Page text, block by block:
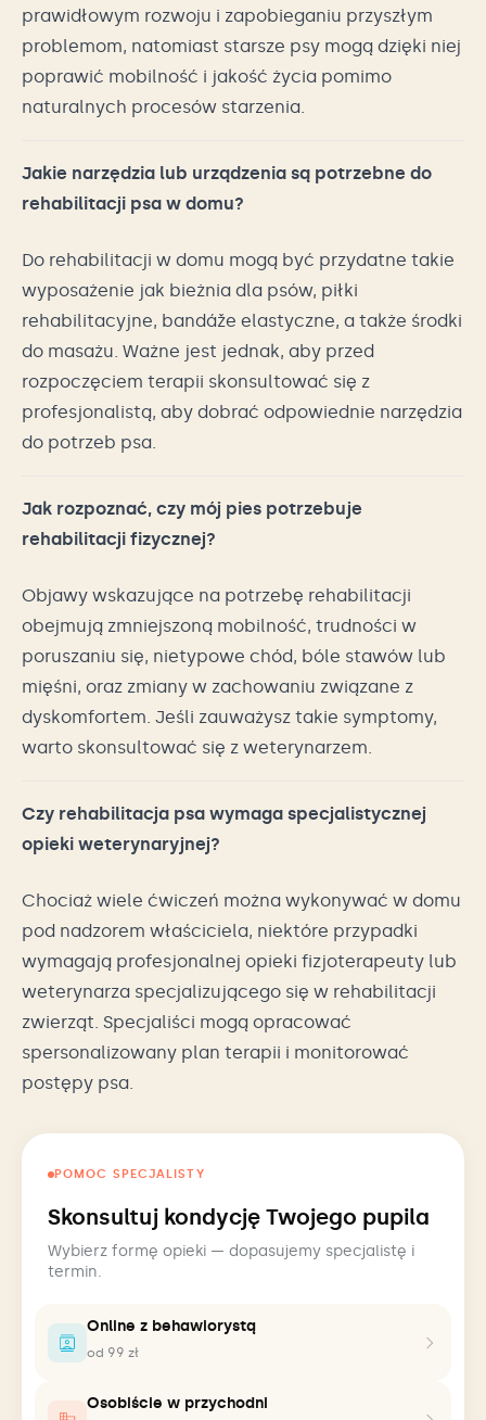
prawidłowym rozwoju i zapobieganiu przyszłym
problemom, natomiast starsze psy mogą dzięki niej
poprawić mobilność i jakość życia pomimo
naturalnych procesów starzenia.
Jakie narzędzia lub urządzenia są potrzebne do
rehabilitacji psa w domu?
Do rehabilitacji w domu mogą być przydatne takie
wyposażenie jak bieżnia dla psów, piłki
rehabilitacyjne, bandáže elastyczne, a także środki
do masażu. Ważne jest jednak, aby przed
rozpoczęciem terapii skonsultować się z
profesjonalistą, aby dobrać odpowiednie narzędzia
do potrzeb psa.
Jak rozpoznać, czy mój pies potrzebuje
rehabilitacji fizycznej?
Objawy wskazujące na potrzebę rehabilitacji
obejmują zmniejszoną mobilność, trudności w
poruszaniu się, nietypowe chód, bóle stawów lub
mięśni, oraz zmiany w zachowaniu związane z
dyskomfortem. Jeśli zauważysz takie symptomy,
warto skonsultować się z weterynarzem.
Czy rehabilitacja psa wymaga specjalistycznej
opieki weterynaryjnej?
Chociaż wiele ćwiczeń można wykonywać w domu
pod nadzorem właściciela, niektóre przypadki
wymagają profesjonalnej opieki fizjoterapeuty lub
weterynarza specjalizującego się w rehabilitacji
zwierząt. Specjaliści mogą opracować
spersonalizowany plan terapii i monitorować
postępy psa.
POMOC SPECJALISTY
Skonsultuj kondycję Twojego pupila
Wybierz formę opieki — dopasujemy specjalistę i
termin.
Online z behawiorystą
od 99 zł
Osobiście w przychodni